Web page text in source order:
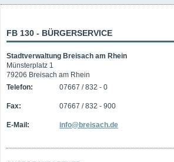
FB 130 - BÜRGERSERVICE
Stadtverwaltung Breisach am Rhein
Münsterplatz 1
79206 Breisach am Rhein
Telefon:
07667 / 832 - 0
Fax: 07667 / 832 - 900
E-Mail: info@breisach.de